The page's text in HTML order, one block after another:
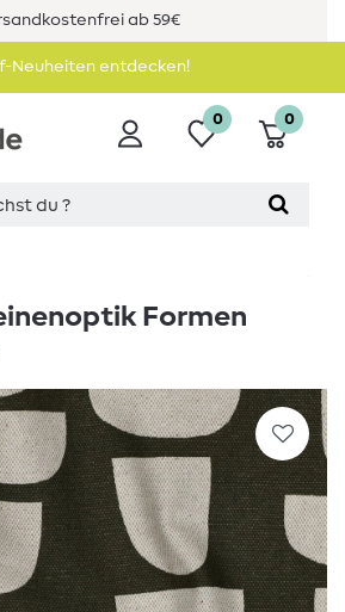
ab 59€
Neuheiten entdecken!
0 0
Formen